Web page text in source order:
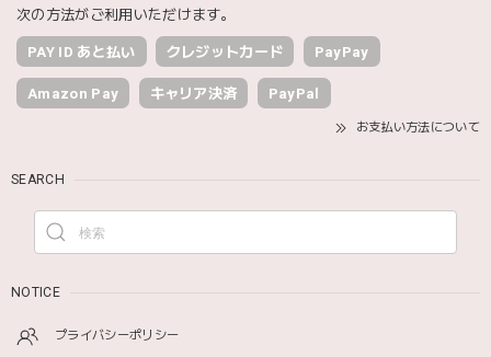
次の方法がご利用いただけます。
PAY ID あと払い クレジットカード PayPay
Amazon Pay キャリア決済 PayPal
お支払い方法について
SEARCH
NOTICE
プライバシーポリシー